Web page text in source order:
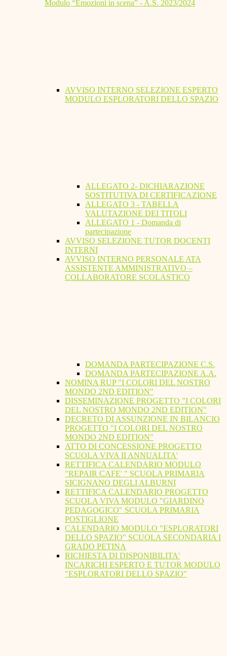
Modulo “Emozioni in scena” - A.S. 2023/2024
AVVISO INTERNO SELEZIONE ESPERTO
MODULO ESPLORATORI DELLO SPAZIO
ALLEGATO 2- DICHIARAZIONE
SOSTITUTIVA DI CERTIFICAZIONE
ALLEGATO 3 - TABELLA
VALUTAZIONE DEI TITOLI
ALLEGATO 1 - Domanda di
partecipazione
AVVISO SELEZIONE TUTOR DOCENTI
INTERNI
AVVISO INTERNO PERSONALE ATA
ASSISTENTE AMMINISTRATIVO –
COLLABORATORE SCOLASTICO
DOMANDA PARTECIPAZIONE C.S.
DOMANDA PARTECIPAZIONE A.A.
NOMINA RUP "I COLORI DEL NOSTRO
MONDO 2ND EDITION"
DISSEMINAZIONE PROGETTO "I COLORI
DEL NOSTRO MONDO 2ND EDITION"
DECRETO DI ASSUNZIONE IN BILANCIO
PROGETTO "I COLORI DEL NOSTRO
MONDO 2ND EDITION"
ATTO DI CONCESSIONE PROGETTO
SCUOLA VIVA II ANNUALITA'
RETTIFICA CALENDARIO MODULO
"REPAIR CAFE' " SCUOLA PRIMARIA
SICIGNANO DEGLI ALBURNI
RETTIFICA CALENDARIO PROGETTO
SCUOLA VIVA MODULO "GIARDINO
PEDAGOGICO" SCUOLA PRIMARIA
POSTIGLIONE
CALENDARIO MODULO "ESPLORATORI
DELLO SPAZIO" SCUOLA SECONDARIA I
GRADO PETINA
RICHIESTA DI DISPONIBILITA'
INCARICHI ESPERTO E TUTOR MODULO
"ESPLORATORI DELLO SPAZIO"